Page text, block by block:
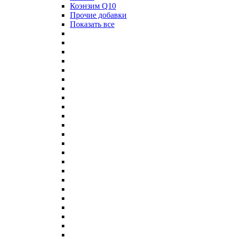
Коэнзим Q10
Прочие добавки
Показать все